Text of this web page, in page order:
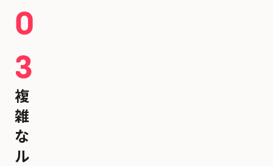
0
3
複
雑
な
ル